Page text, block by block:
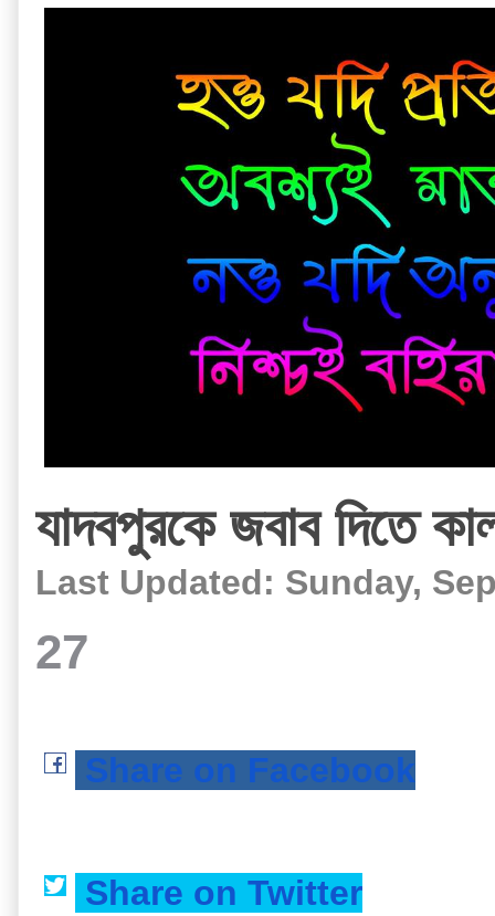
যাদবপুরকে জবাব দিতে
Last Updated: Sunday,
27
Share on Facebook
Share on Twitter